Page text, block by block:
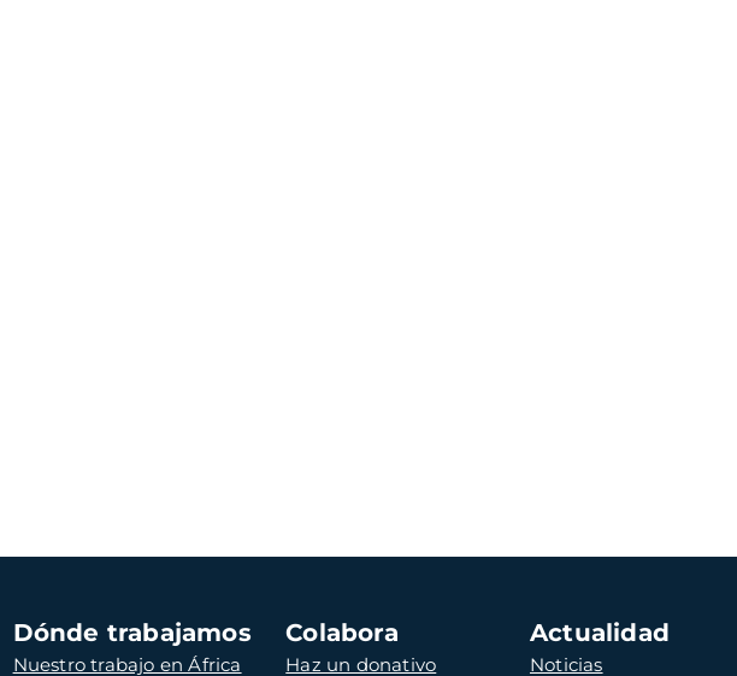
Dónde trabajamos
Nuestro trabajo en África
Colabora
Haz un donativo
Actualidad
Noticias